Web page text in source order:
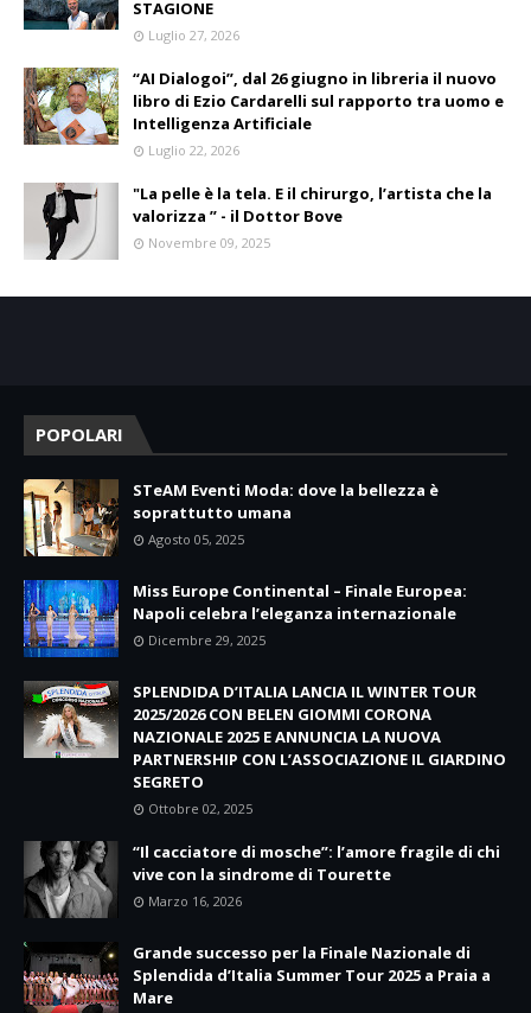
STAGIONE
Luglio 27, 2026
“AI Dialogoi”, dal 26 giugno in libreria il nuovo
libro di Ezio Cardarelli sul rapporto tra uomo e
Intelligenza Artificiale
Luglio 22, 2026
"La pelle è la tela. E il chirurgo, l’artista che la
valorizza ” - il Dottor Bove
Novembre 09, 2025
POPOLARI
STeAM Eventi Moda: dove la bellezza è
soprattutto umana
Agosto 05, 2025
Miss Europe Continental – Finale Europea:
Napoli celebra l’eleganza internazionale
Dicembre 29, 2025
SPLENDIDA D’ITALIA LANCIA IL WINTER TOUR
2025/2026 CON BELEN GIOMMI CORONA
NAZIONALE 2025 E ANNUNCIA LA NUOVA
PARTNERSHIP CON L’ASSOCIAZIONE IL GIARDINO
SEGRETO
Ottobre 02, 2025
“Il cacciatore di mosche”: l’amore fragile di chi
vive con la sindrome di Tourette
Marzo 16, 2026
Grande successo per la Finale Nazionale di
Splendida d’Italia Summer Tour 2025 a Praia a
Mare